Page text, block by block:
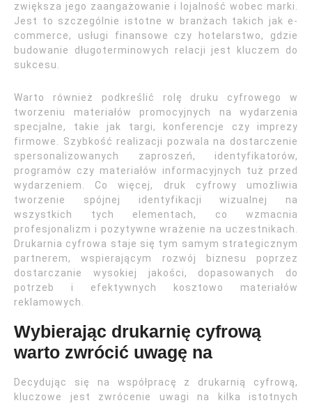
zwiększa jego zaangażowanie i lojalność wobec marki.
Jest to szczególnie istotne w branżach takich jak e-
commerce, usługi finansowe czy hotelarstwo, gdzie
budowanie długoterminowych relacji jest kluczem do
sukcesu.
Warto również podkreślić rolę druku cyfrowego w
tworzeniu materiałów promocyjnych na wydarzenia
specjalne, takie jak targi, konferencje czy imprezy
firmowe. Szybkość realizacji pozwala na dostarczenie
spersonalizowanych zaproszeń, identyfikatorów,
programów czy materiałów informacyjnych tuż przed
wydarzeniem. Co więcej, druk cyfrowy umożliwia
tworzenie spójnej identyfikacji wizualnej na
wszystkich tych elementach, co wzmacnia
profesjonalizm i pozytywne wrażenie na uczestnikach.
Drukarnia cyfrowa staje się tym samym strategicznym
partnerem, wspierającym rozwój biznesu poprzez
dostarczanie wysokiej jakości, dopasowanych do
potrzeb i efektywnych kosztowo materiałów
reklamowych.
Wybierając drukarnię cyfrową
warto zwrócić uwagę na
Decydując się na współpracę z drukarnią cyfrową,
kluczowe jest zwrócenie uwagi na kilka istotnych